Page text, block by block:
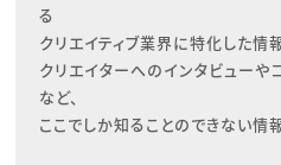
る
クリエイティブ業界に特化した情
クリエイターへのインタビューや
など、
ここでしか知ることのできない情